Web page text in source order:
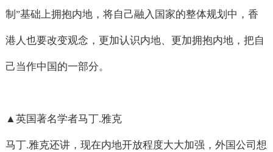
制 ”基础上拥抱内地，将自己融入国家的整体规划中，香
港人也要改变观念，更加认识内地、更加拥抱内地，把自
己当作中国的一部分。
▲英国著名学者马丁.雅克
马丁.雅克还讲，现在内地开放程度大大加强，外国公司想